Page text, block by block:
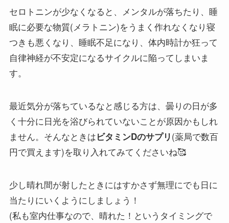
セロトニンが少なくなると、メンタルが落ちたり、睡
眠に必要な物質(メラトニン)をうまく作れなくなり寝
つきも悪くなり、睡眠不足になり、体内時計か狂って
自律神経が不安定になるサイクルに陥ってしまいま
す。
最近気分が落ちているなと感じる方は、曇りの日が多
く十分に日光を浴びられていないことが原因かもしれ
ません。そんなときはビタミンDのサプリ(薬局で数百
円で買えます)を取り入れてみてくださいね🥰
少し晴れ間が射したときにはすかさず無理にでも日に
当たりにいくようにしましょう！
(私も室内仕事なので、晴れた！というタイミングで